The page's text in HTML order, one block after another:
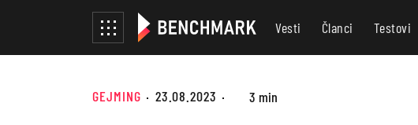
Vesti Članci Testovi
GEJMING 23.08.2023 3 min